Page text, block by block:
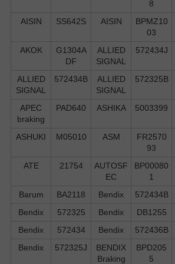
8
AISIN SS642S AISIN
BPMZ10
03
AKOK
G1304A
DF
ALLIED
SIGNAL
572434J
ALLIED
SIGNAL
572434B
ALLIED
SIGNAL
572325B
APEC
braking
PAD640 ASHIKA 5003399
ASHUKI M05010 ASM
FR2570
93
ATE
21754
AUTOSF
EC
BP00080
1
Barum
BA2118 Bendix 572434B
Bendix
572325 Bendix DB1255
Bendix
572434 Bendix 572436B
Bendix
572325J
BENDIX
Braking
BPD205
5